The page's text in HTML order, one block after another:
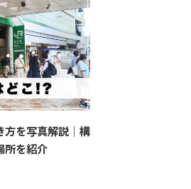
方を写真解説｜構
所を紹介